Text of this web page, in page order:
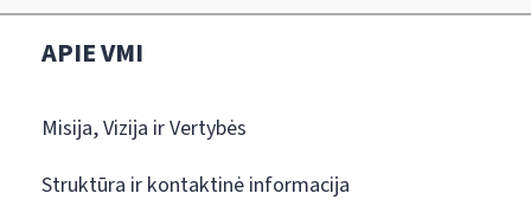
APIE VMI
Misija, Vizija ir Vertybės
Struktūra ir kontaktinė informacija